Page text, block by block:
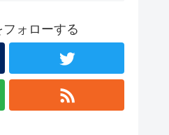
ォローする